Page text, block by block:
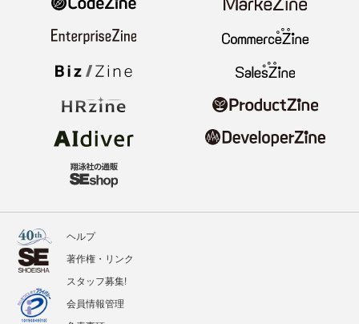
ヘルプ
著作権・リンク
スタッフ募集!
会員情報管理